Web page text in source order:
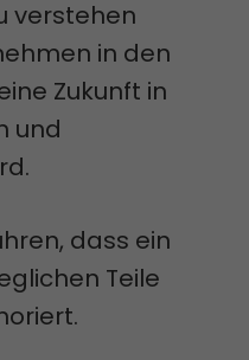
verstehen
in den
Zukunft in
und
dass ein
Teile